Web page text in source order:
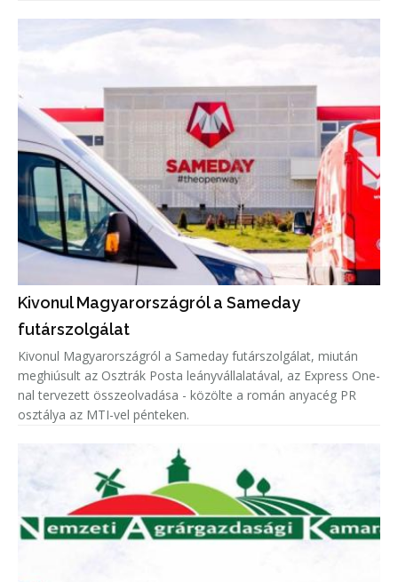
Kivonul Magyarországról a Sameday
futárszolgálat
Kivonul Magyarországról a Sameday futárszolgálat, miután
meghiúsult az Osztrák Posta leányvállalatával, az Express One-
nal tervezett összeolvadása - közölte a román anyacég PR
osztálya az MTI-vel pénteken.